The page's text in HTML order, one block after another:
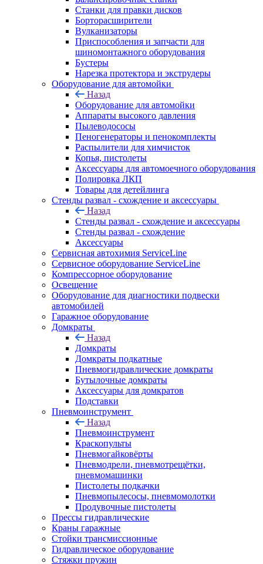
Станки для правки дисков
Борторасширители
Вулканизаторы
Приспособления и запчасти для
шиномонтажного оборудования
Бустеры
Нарезка протектора и экструдеры
Оборудование для автомойки
Назад
Оборудование для автомойки
Аппараты высокого давления
Пылеводососы
Пеногенераторы и пенокомплекты
Распылители для химчисток
Копья, пистолеты
Аксессуары для автомоечного оборудования
Полировка ЛКП
Товары для детейлинга
Стенды развал - схождение и аксессуары
Назад
Стенды развал - схождение и аксессуары
Стенды развал - схождение
Аксессуары
Сервисная автохимия ServiceLine
Сервисное оборудование ServiceLine
Компрессорное оборудование
Освещение
Оборудование для диагностики подвески
автомобилей
Гаражное оборудование
Домкраты
Назад
Домкраты
Домкраты подкатные
Пневмогидравлические домкраты
Бутылочные домкраты
Аксессуары для домкратов
Подставки
Пневмоинструмент
Назад
Пневмоинструмент
Краскопульты
Пневмогайковёрты
Пневмодрели, пневмотрещётки,
пневмомашинки
Пистолеты подкачки
Пневмопылесосы, пневмомолотки
Продувочные пистолеты
Прессы гидравлические
Краны гаражные
Стойки трансмиссионные
Гидравлическое оборудование
Стяжки пружин